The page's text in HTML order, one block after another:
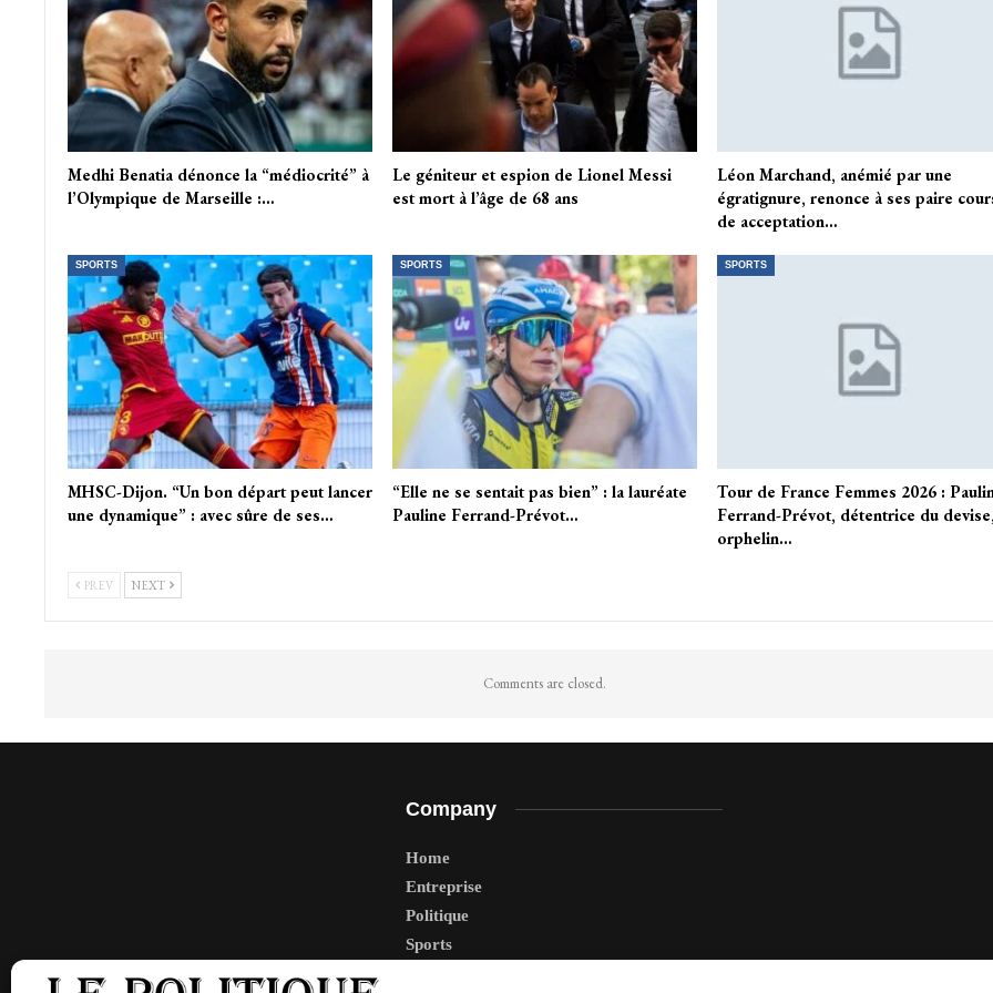
Medhi Benatia dénonce la “médiocrité” à
l’Olympique de Marseille :…
Le géniteur et espion de Lionel Messi
est mort à l’âge de 68 ans
Léon Marchand, anémié par une
égratignure, renonce à ses paire
de acceptation…
SPORTS
MHSC-Dijon. “Un bon départ peut lancer
une dynamique” : avec sûre de ses…
SPORTS
“Elle ne se sentait pas bien” : la lauréate
Pauline Ferrand-Prévot…
SPORTS
Tour de France Femmes 2026 :
Ferrand-Prévot, détentrice du devise,
orphelin…
PREV NEXT
Comments are closed.
Company
Home
Entreprise
Politique
Sports